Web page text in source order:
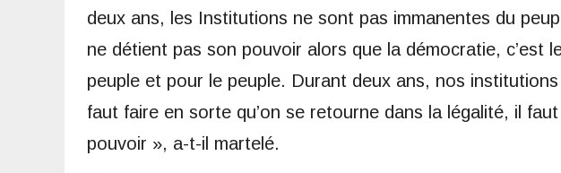
deux ans, les Institutions ne sont pas immanentes du
ne détient pas son pouvoir alors que la démocratie, c’est
peuple et pour le peuple. Durant deux ans, nos
faut faire en sorte qu’on se retourne dans la légalité, il
pouvoir », a-t-il martelé.